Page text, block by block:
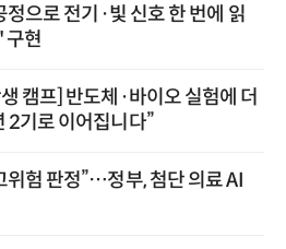
정으로 전기·빛 신호 한 번에 읽
구현
캠프] 반도체·바이오 실험에 더
기로 이어집니다”
위험 판정”…정부, 첨단 의료 AI